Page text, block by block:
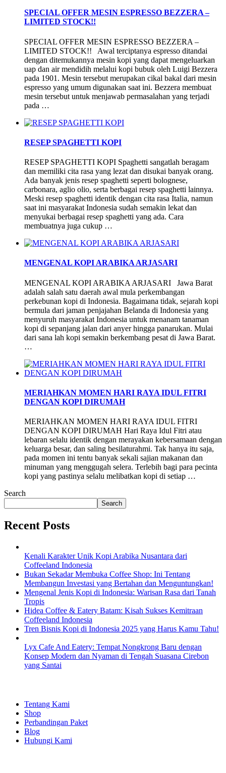
SPECIAL OFFER MESIN ESPRESSO BEZZERA –
LIMITED STOCK!!
SPECIAL OFFER MESIN ESPRESSO BEZZERA –
LIMITED STOCK!! Awal terciptanya espresso ditandai
dengan ditemukannya mesin kopi yang dapat mengeluarkan
uap dan air mendidih melalui kopi bubuk oleh Luigi Bezzera
pada 1901. Mesin tersebut merupakan cikal bakal dari mesin
espresso yang umum digunakan saat ini. Bezzera membuat
mesin tersebut untuk menjawab permasalahan yang terjadi
pada …
RESEP SPAGHETTI KOPI
RESEP SPAGHETTI KOPI Spaghetti sangatlah beragam
dan memiliki cita rasa yang lezat dan disukai banyak orang.
Ada banyak jenis resep spaghetti seperti bolognese,
carbonara, aglio olio, serta berbagai resep spaghetti lainnya.
Meski resep spaghetti identik dengan cita rasa Italia, namun
saat ini masyarakat Indonesia sudah semakin lekat dan
menyukai berbagai resep spaghetti yang ada. Cara
membuatnya juga cukup …
MENGENAL KOPI ARABIKA ARJASARI
MENGENAL KOPI ARABIKA ARJASARI Jawa Barat
adalah salah satu daerah awal mula perkembangan
perkebunan kopi di Indonesia. Bagaimana tidak, sejarah kopi
bermula dari jaman penjajahan Belanda di Indonesia yang
menyuruh masyarakat Indonesia untuk menanam tanaman
kopi di sepanjang jalan dari anyer hingga panarukan. Mulai
dari sana lah kopi semakin berkembang pesat di Jawa Barat.
…
MERIAHKAN MOMEN HARI RAYA IDUL FITRI
DENGAN KOPI DIRUMAH
MERIAHKAN MOMEN HARI RAYA IDUL FITRI
DENGAN KOPI DIRUMAH Hari Raya Idul Fitri atau
lebaran selalu identik dengan merayakan kebersamaan dengan
keluarga besar, dan saling besilaturahmi. Tak hanya itu saja,
pada momen ini tentu banyak sekali sajian makanan dan
minuman yang menggugah selera. Terlebih bagi para pecinta
kopi yang pastinya selalu melibatkan kopi di setiap …
Search
Search
Recent Posts
Kenali Karakter Unik Kopi Arabika Nusantara dari
Coffeeland Indonesia
Bukan Sekadar Membuka Coffee Shop: Ini Tentang
Membangun Investasi yang Bertahan dan Menguntungkan!
Mengenal Jenis Kopi di Indonesia: Warisan Rasa dari Tanah
Tropis
Hidea Coffee & Eatery Batam: Kisah Sukses Kemitraan
Coffeeland Indonesia
Tren Bisnis Kopi di Indonesia 2025 yang Harus Kamu Tahu!
Lyx Cafe And Eatery: Tempat Nongkrong Baru dengan
Konsep Modern dan Nyaman di Tengah Suasana Cirebon
yang Santai
Tentang Kami
Shop
Perbandingan Paket
Blog
Hubungi Kami